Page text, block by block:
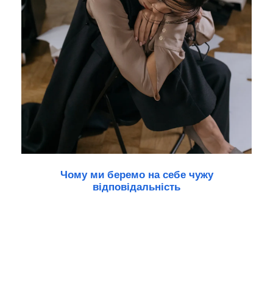
Чому ми беремо на себе чужу
відповідальність